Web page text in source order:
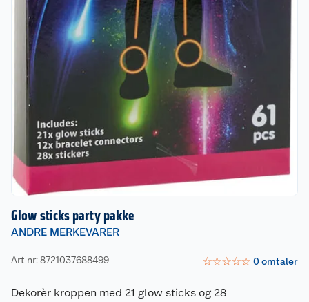
Glow sticks party pakke
ANDRE MERKEVARER
Art nr: 8721037688499 ☆☆☆☆☆ 0omtaler
Dekorèr kroppen med 21 glow sticks og 28